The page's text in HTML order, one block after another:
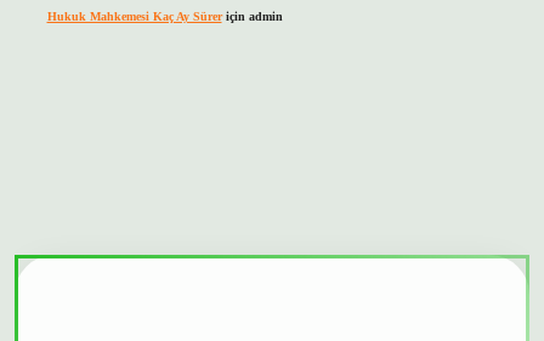
Hukuk Mahkemesi Kaç Ay Süreriçin admin